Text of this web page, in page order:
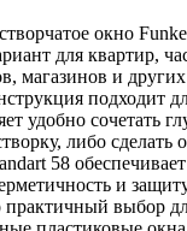
окно
для квартир,
магазинов и
подходит
удобно сочетать
либо сделать
58
и
выбор